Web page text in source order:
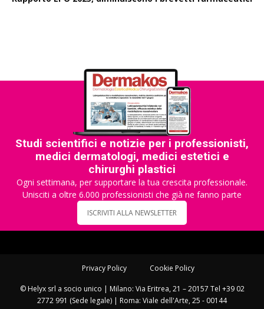
Studi scientifici e notizie per i professionisti,
medici dermatologi, medici estetici e
chirurghi plastici
Ogni settimana, per supportare la tua crescita professionale.
Unisciti a oltre 6.000 professionisti che già ne fanno parte
ISCRIVITI ALLA NEWSLETTER
Privacy Policy Cookie Policy
© Helyx srl a socio unico | Milano: Via Eritrea, 21 – 20157 Tel +39 02
2772 991 (Sede legale) | Roma: Viale dell'Arte, 25 - 00144